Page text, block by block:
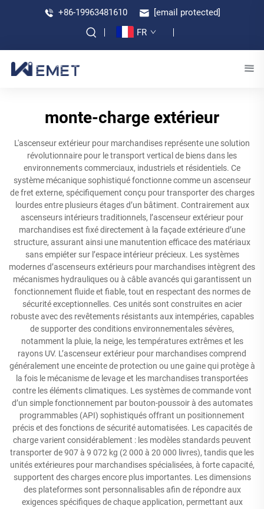
+86-19963481610
[email protected]
FR
monte-charge extérieur
L'ascenseur extérieur pour marchandises représente une solution
révolutionnaire pour le transport vertical de biens dans les
environnements commerciaux, industriels et résidentiels. Ce
système mécanique sophistiqué fonctionne comme un ascenseur
de fret externe, spécifiquement conçu pour transporter des charges
lourdes entre plusieurs étages d’un bâtiment. Contrairement aux
ascenseurs intérieurs traditionnels, l’ascenseur extérieur pour
marchandises est fixé directement à la façade extérieure d’une
structure, assurant ainsi une manutention efficace des matériaux
sans empiéter sur l’espace intérieur précieux. Les systèmes
modernes d’ascenseurs extérieurs pour marchandises intègrent des
mécanismes hydrauliques ou à câble avancés qui garantissent un
fonctionnement fluide et fiable, tout en respectant des normes de
sécurité exceptionnelles. Ces unités sont construites en acier
robuste avec des revêtements résistants aux intempéries, capables
de supporter des conditions environnementales sévères,
notamment la pluie, la neige, les températures extrêmes et les
rayons UV. L’ascenseur extérieur pour marchandises comprend
généralement une enceinte de protection ou une gaine qui protège à
la fois le mécanisme de levage et les marchandises transportées
contre les éléments climatiques. Les systèmes de commande vont
d’un simple fonctionnement par bouton-poussoir à des automates
programmables (API) sophistiqués offrant un positionnement
précis et des fonctions de sécurité automatisées. Les capacités de
charge varient considérablement : les modèles standards peuvent
transporter de 907 à 9 072 kg (2 000 à 20 000 livres), tandis que les
unités extérieures pour marchandises spécialisées, à forte capacité,
supportent des charges encore plus importantes. Les dimensions
des plateformes sont personnalisables afin de répondre aux
exigences spécifiques de chaque application, permettant aux